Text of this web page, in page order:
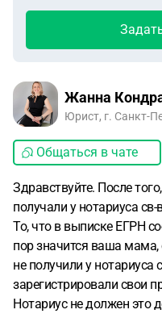
Жанна
Юрист, г. Санкт-
Общаться в чате
Здравствуйте. После
получали у нотариуса
То, что в выписке ЕГРН
пор значится ваша мама,
не получили у нотариуса
зарегистрировали свои
Нотариус не должен это